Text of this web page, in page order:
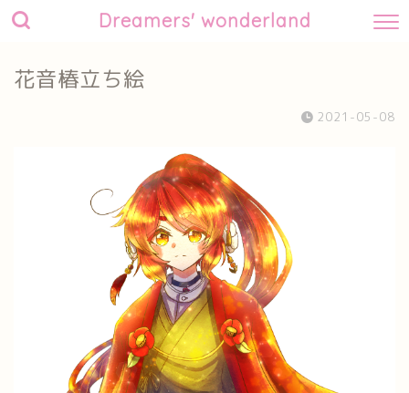
Dreamers' wonderland
花音椿立ち絵
2021-05-08